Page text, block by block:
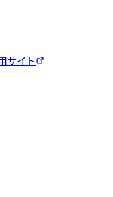
サイト